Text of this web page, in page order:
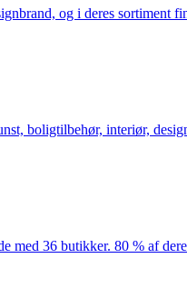
og i deres
boligtilbehør, interiør,
36 butikker. 80 % af